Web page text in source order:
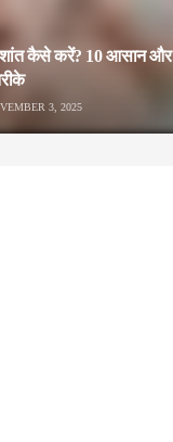
शांत कैसे करें? 10 आसान और
3, 2025